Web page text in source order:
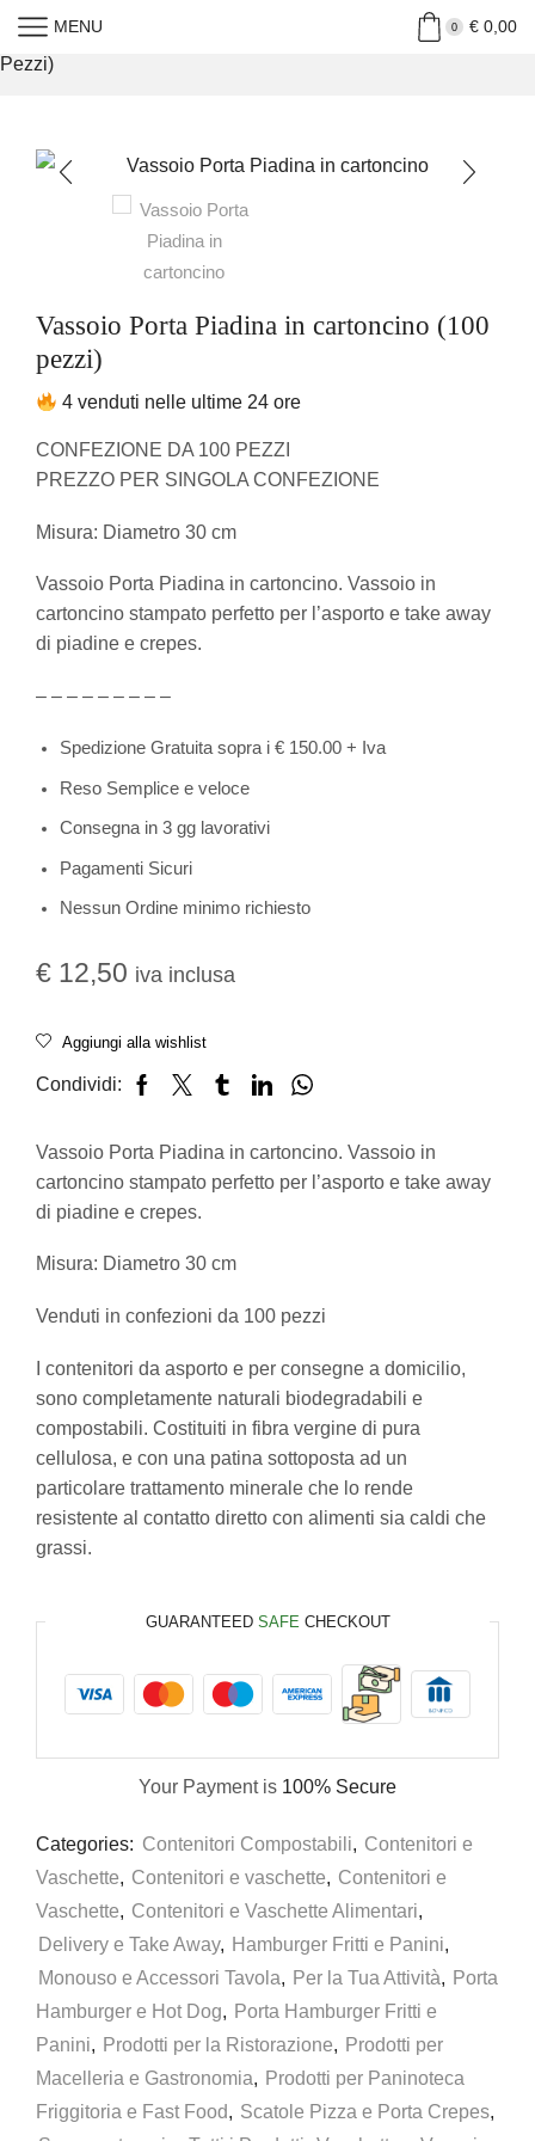
MENU 0 €0,00
Home »Shop
Vassoio Porta Piadina In Cartoncino (100
Pezzi)
Vassoio Porta Piadina in cartoncino (100
pezzi)
4 venduti nelle ultime 24 ore
CONFEZIONE DA 100 PEZZI
PREZZO PER SINGOLA CONFEZIONE
Misura: Diametro 30 cm
Vassoio Porta Piadina in cartoncino. Vassoio in
cartoncino stampato perfetto per l’asporto e take away
di piadine e crepes.
– – – – – – – – –
Spedizione Gratuita sopra i € 150.00 + Iva
Reso Semplice e veloce
Consegna in 3 gg lavorativi
Pagamenti Sicuri
Nessun Ordine minimo richiesto
€ 12,50 iva inclusa
Aggiungi alla wishlist
Condividi:
Vassoio Porta Piadina in cartoncino. Vassoio in
cartoncino stampato perfetto per l’asporto e take away
di piadine e crepes.
Misura: Diametro 30 cm
Venduti in confezioni da 100 pezzi
I contenitori da asporto e per consegne a domicilio,
sono completamente naturali biodegradabili e
compostabili. Costituiti in fibra vergine di pura
cellulosa, e con una patina sottoposta ad un
particolare trattamento minerale che lo rende
resistente al contatto diretto con alimenti sia caldi che
grassi.
GUARANTEED SAFE CHECKOUT
Your Payment is 100% Secure
Categories: Contenitori Compostabili, Contenitori e
Vaschette, Contenitori e vaschette, Contenitori e
Vaschette, Contenitori e Vaschette Alimentari,
Delivery e Take Away, Hamburger Fritti e Panini,
Monouso e Accessori Tavola, Per la Tua Attività, Porta
Hamburger e Hot Dog, Porta Hamburger Fritti e
Panini, Prodotti per la Ristorazione, Prodotti per
Macelleria e Gastronomia, Prodotti per Paninoteca
Friggitoria e Fast Food, Scatole Pizza e Porta Crepes,